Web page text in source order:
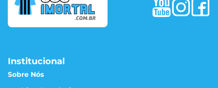
Institucional
Sobre Nós